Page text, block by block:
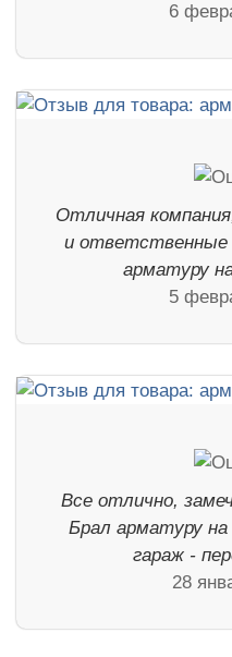
6
Отличная
и ответственные
арматуру
5
Все отлично,
Брал арматуру
гараж -
28